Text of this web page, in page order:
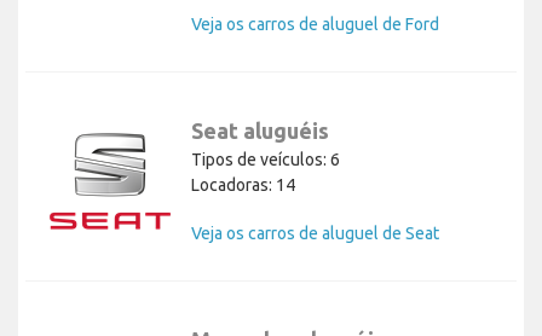
Veja os carros de aluguel de Ford
Seat aluguéis
Tipos de veículos: 6
Locadoras: 14
Veja os carros de aluguel de Seat